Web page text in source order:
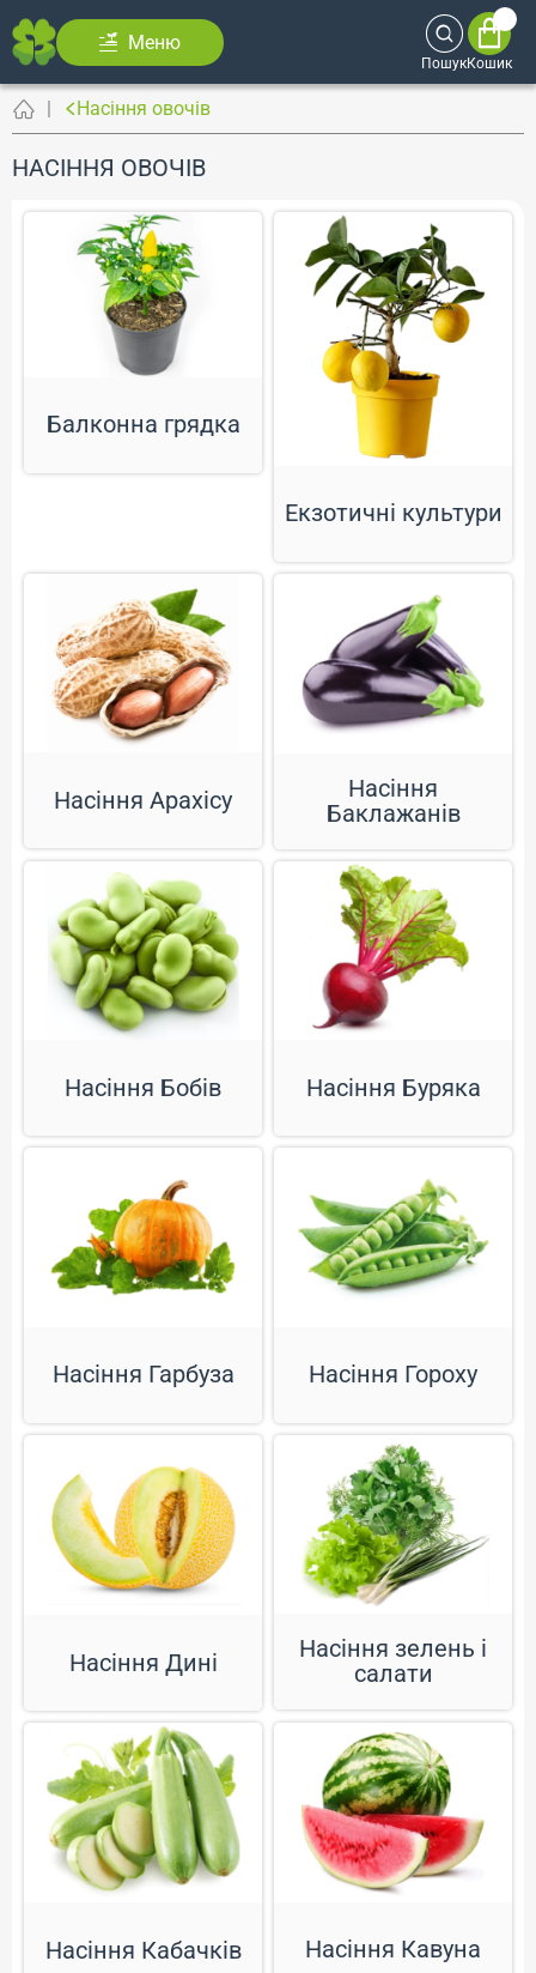
Меню
ПошукКошик
Насіння овочів
НАСІННЯ ОВОЧІВ
Балконна грядка
Екзотичні культури
Насіння Арахісу
Насіння
Баклажанів
Насіння Бобів Насіння Буряка
Насіння Гарбуза Насіння Гороху
Насіння Дині
Насіння зелень і
салати
Насіння Кабачків Насіння Кавуна